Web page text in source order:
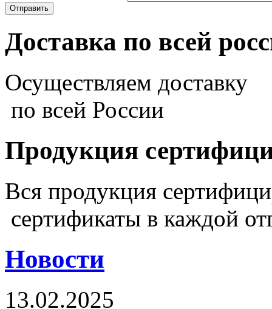
Доставка по всей
Осуществляем доставку
по всей России
Продукция
Вся продукция
сертификаты в каждой
Новости
13.02.2025